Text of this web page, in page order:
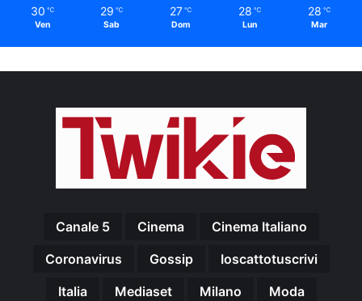
30 ℃
Ven
29 ℃
Sab
27 ℃
Dom
28 ℃
Lun
28 ℃
Mar
Canale 5 Cinema
Cinema Italiano
Coronavirus
Gossip
Ioscattotuscrivi
Italia
Mediaset Milano
Moda